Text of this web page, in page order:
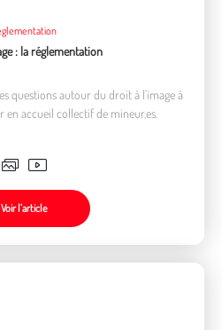
: la réglementation
questions autour du droit à l'image à
en accueil collectif de mineur.es.
Voir l’article